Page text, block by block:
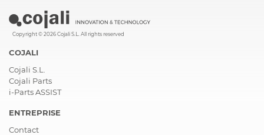
Copyright © 2026 Cojali S.L. All rights reserved
COJALI
Cojali S.L.
Cojali Parts
i-Parts ASSIST
ENTREPRISE
Contact